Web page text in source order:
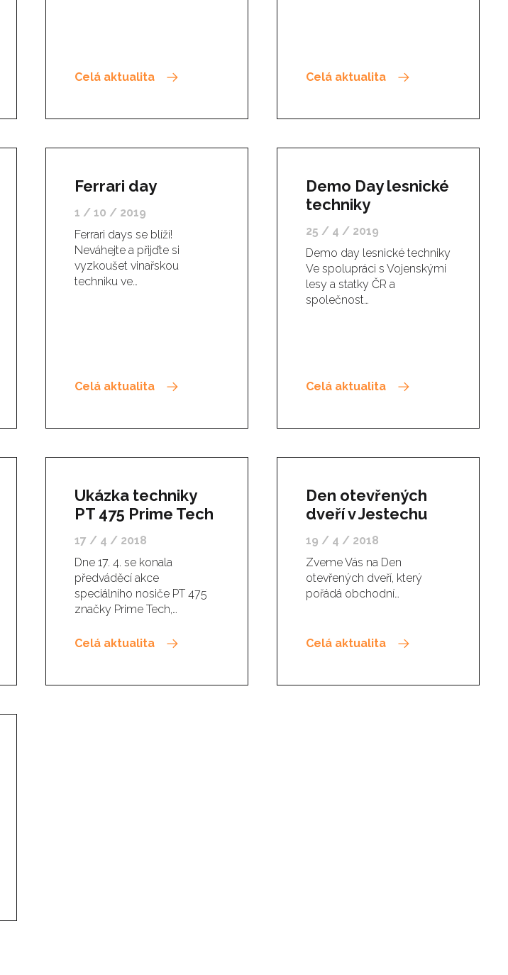
Celá aktualita Celá aktualita
Ferrari day
1 / 10 / 2019
Ferrari days se blíží!
Neváhejte a přijďte si
vyzkoušet vinařskou
techniku ve…
Celá aktualita
Demo Day lesnické
techniky
25 / 4 / 2019
Demo day lesnické techniky
Ve spolupráci s Vojenskými
lesy a statky ČR a
společnost…
Celá aktualita
Ukázka techniky
PT 475 Prime Tech
17 / 4 / 2018
Dne 17. 4. se konala
předváděcí akce
speciálního nosiče PT 475
značky Prime Tech,…
Celá aktualita
Den otevřených
dveří v Jestechu
19 / 4 / 2018
Zveme Vás na Den
otevřených dveří, který
pořádá obchodní…
Celá aktualita